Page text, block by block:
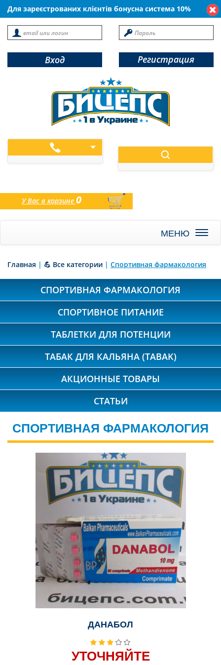
Для зареєстрованих клієнтів бонусна система 10%
Вход Регистрация
У Вас в корзине0
товаров
Главная | 💪 Все категории | Спортивная фармакология
СПОРТИВНАЯ ФАРМАКОЛОГИЯ
СПОРТИВНОЕ ПИТАНИЕ
ТАБЛЕТКИ ДЛЯ ПОТЕНЦИИ
ТАБАК ДЛЯ КАЛЬЯНА (TABAK)
АКЦИОННЫЕ ТОВАРЫ
СТАТЬИ
СПОРТИВНАЯ ФАРМАКОЛОГИЯ
ДАНАБОЛ
УТОЧНЯЙТЕ